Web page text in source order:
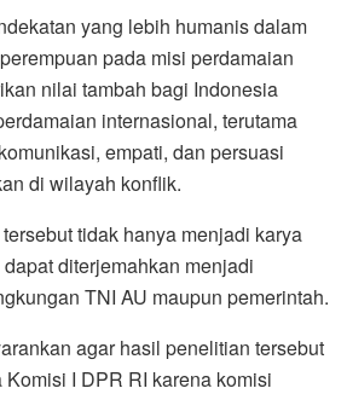
yang lebih humanis dalam
pada misi perdamaian
nilai tambah bagi Indonesia
internasional, terutama
empati, dan persuasi
di wilayah konflik.
tidak hanya menjadi karya
diterjemahkan menjadi
TNI AU maupun pemerintah.
agar hasil penelitian tersebut
I DPR RI karena komisi